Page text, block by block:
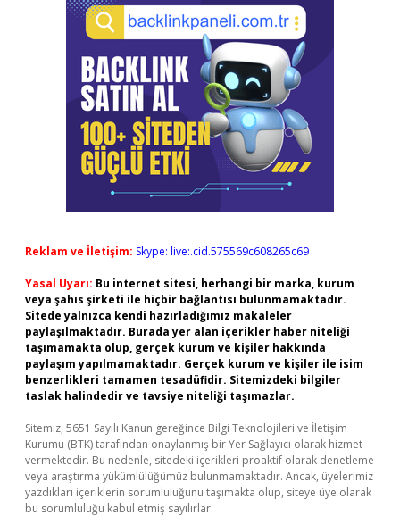
Reklam ve İletişim: Skype: live:.cid.575569c608265c69
Yasal Uyarı: Bu internet sitesi, herhangi bir marka, kurum
veya şahıs şirketi ile hiçbir bağlantısı bulunmamaktadır.
Sitede yalnızca kendi hazırladığımız makaleler
paylaşılmaktadır. Burada yer alan içerikler haber niteliği
taşımamakta olup, gerçek kurum ve kişiler hakkında
paylaşım yapılmamaktadır. Gerçek kurum ve kişiler ile isim
benzerlikleri tamamen tesadüfidir. Sitemizdeki bilgiler
taslak halindedir ve tavsiye niteliği taşımazlar.
Sitemiz, 5651 Sayılı Kanun gereğince Bilgi Teknolojileri ve İletişim
Kurumu (BTK) tarafından onaylanmış bir Yer Sağlayıcı olarak hizmet
vermektedir. Bu nedenle, sitedeki içerikleri proaktif olarak denetleme
veya araştırma yükümlülüğümüz bulunmamaktadır. Ancak, üyelerimiz
yazdıkları içeriklerin sorumluluğunu taşımakta olup, siteye üye olarak
bu sorumluluğu kabul etmiş sayılırlar.